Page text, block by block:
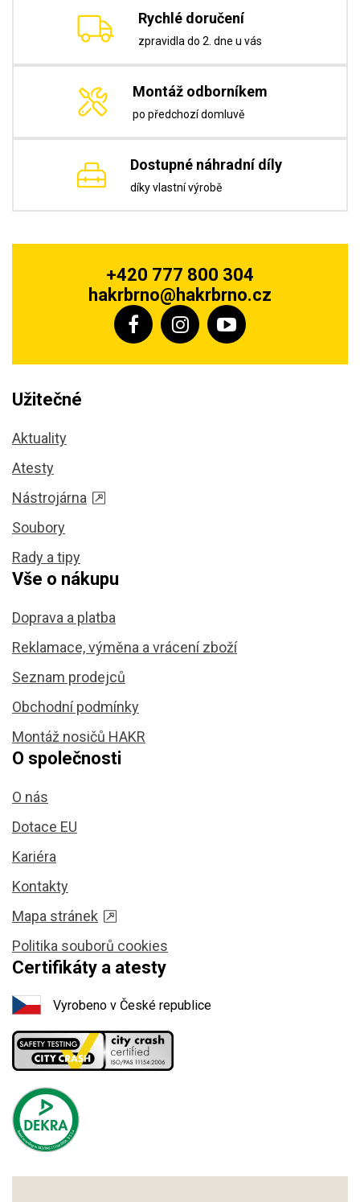
Rychlé doručení
zpravidla do 2. dne u vás
Montáž odborníkem
po předchozí domluvě
Dostupné náhradní díly
díky vlastní výrobě
+420 777 800 304
hakrbrno@hakrbrno.cz
Užitečné
Aktuality
Atesty
Nástrojárna
Soubory
Rady a tipy
Vše o nákupu
Doprava a platba
Reklamace, výměna a vrácení zboží
Seznam prodejců
Obchodní podmínky
Montáž nosičů HAKR
O společnosti
O nás
Dotace EU
Kariéra
Kontakty
Mapa stránek
Politika souborů cookies
Certifikáty a atesty
Vyrobeno v České republice